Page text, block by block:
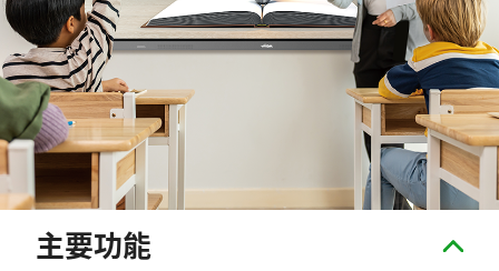
主要功能